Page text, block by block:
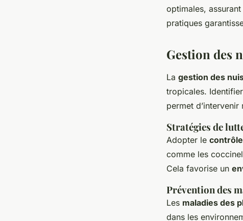
optimales,
pratiques
Gestion des
La gestion des
tropicales.
permet
Stratégies de
Adopter le
comme les
Cela favorise un
Prévention des
Les maladies des
dans les